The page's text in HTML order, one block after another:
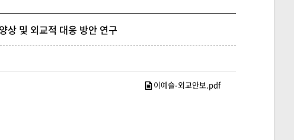
상 및 외교적 대응 방안 연구
이예슬-외교안보.pdf